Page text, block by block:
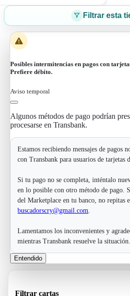
Filtrar esta
Posibles intermitencias en pagos con
Prefiere débito.
Aviso temporal
Algunos métodos de pago podrían
procesarse en Transbank.
Estamos recibiendo mensajes de pagos
con Transbank para usuarios de tarjetas
Si tu pago no se completa, inténtalo
en lo posible con otro método de pago.
del Marketplace en tu banco, no repitas
buscadorscry@gmail.com
Lamentamos los inconvenientes y
mientras Transbank resuelve la situación.
Entendido
Filtrar cartas